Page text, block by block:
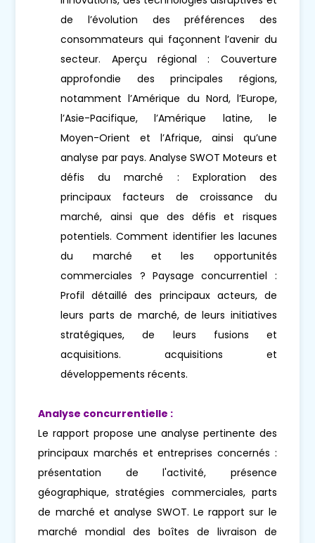
de l’évolution des préférences des
consommateurs qui façonnent l’avenir du
secteur. Aperçu régional : Couverture
approfondie des principales régions,
notamment l’Amérique du Nord, l’Europe,
l’Asie-Pacifique, l’Amérique latine, le
Moyen-Orient et l’Afrique, ainsi qu’une
analyse par pays. Analyse SWOT Moteurs et
défis du marché : Exploration des
principaux facteurs de croissance du
marché, ainsi que des défis et risques
potentiels. Comment identifier les lacunes
du marché et les opportunités
commerciales ? Paysage concurrentiel :
Profil détaillé des principaux acteurs, de
leurs parts de marché, de leurs initiatives
stratégiques, de leurs fusions et
acquisitions. acquisitions et
développements récents.
Analyse concurrentielle :
Le rapport propose une analyse pertinente des
principaux marchés et entreprises concernés :
présentation de l'activité, présence
géographique, stratégies commerciales, parts
de marché et analyse SWOT. Le rapport sur le
marché mondial des boîtes de livraison de